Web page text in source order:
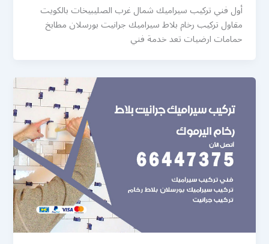
أول فني تركيب سيراميك شمال غرب الصليبيخات بالكويت
مقاول تركيب رخام بلاط سيراميك جرانيت بورسلان مطابخ
حمامات ارضيات تعد خدمة فني